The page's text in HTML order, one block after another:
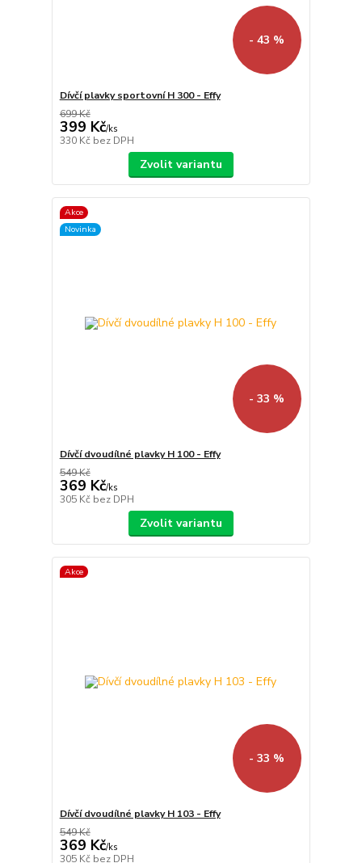
- 43 %
Dívčí plavky sportovní H 300 - Effy
699 Kč
399 Kč/ks
330 Kč bez DPH
Zvolit variantu
Akce
Novinka
- 33 %
Dívčí dvoudílné plavky H 100 - Effy
549 Kč
369 Kč/ks
305 Kč bez DPH
Zvolit variantu
Akce
- 33 %
Dívčí dvoudílné plavky H 103 - Effy
549 Kč
369 Kč/ks
305 Kč bez DPH